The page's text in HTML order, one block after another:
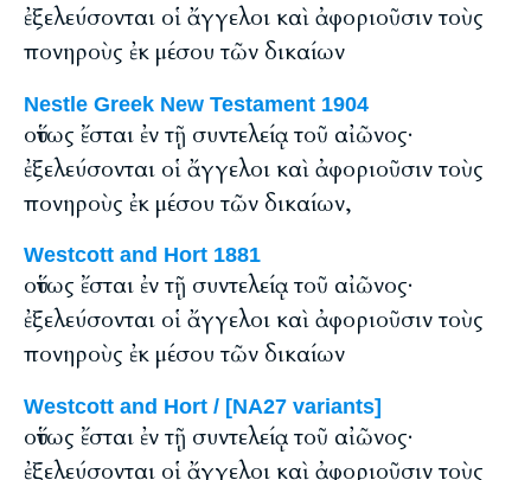
ἐξελεύσονται οἱ ἄγγελοι καὶ ἀφοριοῦσιν τοὺς
πονηροὺς ἐκ μέσου τῶν δικαίων
Nestle Greek New Testament 1904
οὕτως ἔσται ἐν τῇ συντελείᾳ τοῦ αἰῶνος·
ἐξελεύσονται οἱ ἄγγελοι καὶ ἀφοριοῦσιν τοὺς
πονηροὺς ἐκ μέσου τῶν δικαίων,
Westcott and Hort 1881
οὕτως ἔσται ἐν τῇ συντελείᾳ τοῦ αἰῶνος·
ἐξελεύσονται οἱ ἄγγελοι καὶ ἀφοριοῦσιν τοὺς
πονηροὺς ἐκ μέσου τῶν δικαίων
Westcott and Hort / [NA27 variants]
οὕτως ἔσται ἐν τῇ συντελείᾳ τοῦ αἰῶνος·
ἐξελεύσονται οἱ ἄγγελοι καὶ ἀφοριοῦσιν τοὺς